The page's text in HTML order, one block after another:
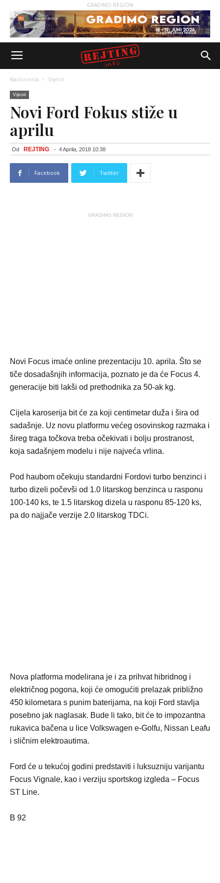
GRADIMO REGION
Naslovnica Vijesti
Vijesti
Novi Ford Fokus stiže u
aprilu
Od REJTING - 4 Aprila, 2018 10:38
Facebook Twitter
GRADIMO REGION
Novi Focus imaće online prezentaciju 10. aprila. Što se
tiče dosadašnjih informacija, poznato je da će Focus 4.
generacije biti lakši od prethodnika za 50-ak kg.
Cijela karoserija bit će za koji centimetar duža i šira od
sadašnje. Uz novu platformu većeg osovinskog razmaka i
šireg traga točkova treba očekivati i bolju prostranost,
koja sadašnjem modelu i nije najveća vrlina.
Pod haubom očekuju standardni Fordovi turbo benzinci i
turbo dizeli počevši od 1.0 litarskog benzinca u rasponu
100-140 ks, te 1.5 litarskog dizela u rasponu 85-120 ks,
pa do najjače verzije 2.0 litarskog TDCi.
Nova platforma modelirana je i za prihvat hibridnog i
električnog pogona, koji će omogućiti prelazak približno
450 kilometara s punim baterijama, na koji Ford stavlja
posebno jak naglasak. Bude li tako, bit će to impozantna
rukavica bačena u lice Volkswagen e-Golfu, Nissan Leafu
i sličnim elektroautima.
Ford će u tekućoj godini predstaviti i luksuzniju varijantu
Focus Vignale, kao i verziju sportskog izgleda – Focus
ST Line.
B 92